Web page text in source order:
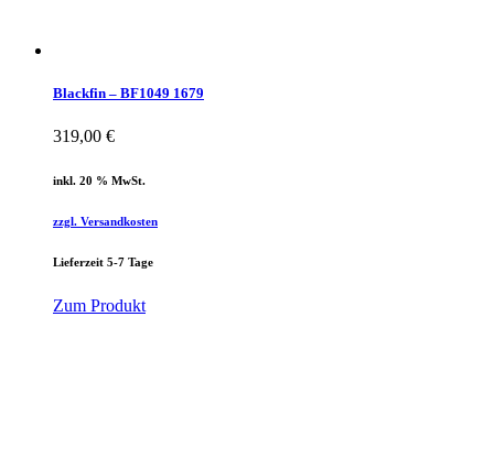
Blackfin – BF1049 1679
319,00 €
inkl. 20 % MwSt.
zzgl. Versandkosten
Lieferzeit 5-7 Tage
Zum Produkt